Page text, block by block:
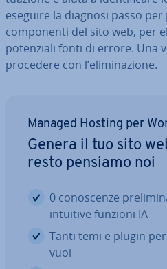
eseguire la diagnosi passo
com­po­nen­ti del sito web, per
po­ten­zia­li fonti di errore. Una
procedere con l’eli­mi­na­zio­ne.
Managed Hosting per
Genera il tuo sito
resto pensiamo noi
0 co­no­scen­ze
intuitive funzioni IA
Tanti temi e plugin
vuoi